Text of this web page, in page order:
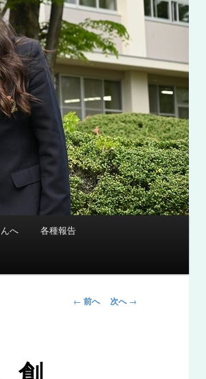
へ 各種報告
投
← 前へ 次へ→
創